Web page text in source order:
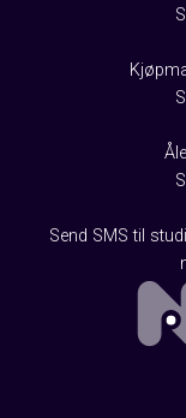
Send SMS til